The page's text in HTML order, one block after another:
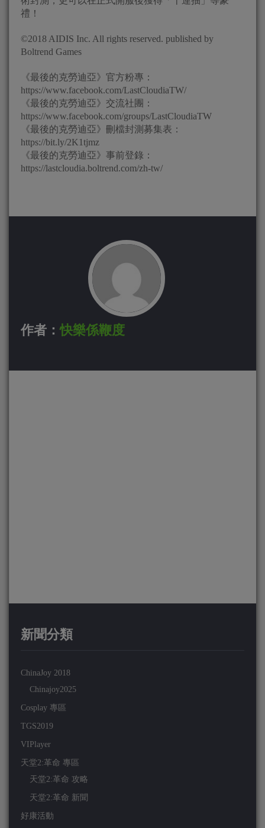
禮！
©2018 AIDIS Inc. All rights reserved. published by
Boltrend Games
《最後的克勞迪亞》官方粉專：
https://www.facebook.com/LastCloudiaTW/
《最後的克勞迪亞》交流社團：
https://www.facebook.com/groups/LastCloudiaTW
《最後的克勞迪亞》刪檔封測募集表：
https://bit.ly/2K1tjmz
《最後的克勞迪亞》事前登錄：
https://lastcloudia.boltrend.com/zh-tw/
作者：快樂係鞭度
新聞分類
ChinaJoy 2018
Chinajoy2025
Cosplay 專區
TGS2019
VIPlayer
天堂2:革命 專區
天堂2:革命 攻略
天堂2:革命 新聞
好康活動